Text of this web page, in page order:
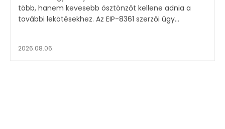
több, hanem kevesebb ösztönzőt kellene adnia a
további lekötésekhez. Az EIP-8361 szerzői úgy...
2026.08.06.